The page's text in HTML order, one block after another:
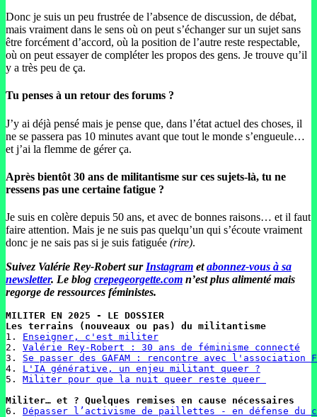
Donc je suis un peu frustrée de l’absence de discussion, de débat,
mais vraiment dans le sens où on peut s’échanger sur un sujet sans
être forcément d’accord, où la position de l’autre reste respectable,
où on peut essayer de compléter les propos des gens. Je trouve qu’il
y a très peu de ça.
Tu penses à un retour des forums ?
J’y ai déjà pensé mais je pense que, dans l’état actuel des choses, il
ne se passera pas 10 minutes avant que tout le monde s’engueule…
et j’ai la flemme de gérer ça.
Après bientôt 30 ans de militantisme sur ces sujets-là, tu ne
ressens pas une certaine fatigue ?
Je suis en colère depuis 50 ans, et avec de bonnes raisons… et il faut
faire attention. Mais je ne suis pas quelqu’un qui s’écoute vraiment
donc je ne sais pas si je suis fatiguée (rire).
Suivez Valérie Rey-Robert sur Instagram etabonnez-vous à sa
newsletter. Le blog crepegeorgette.com n’est plus alimenté mais
regorge de ressources féministes.
MILITER EN 2025 - LE DOSSIER
1. Enseigner, c'est militer
2. Valérie Rey-Robert : 30 ans de féminisme connecté
3. Se passer des GAFAM : rencontre avec l'association
4. L'IA générative, un enjeu militant queer ?
5. Militer pour que la nuit queer reste queer
6. Dépasser l’activisme de paillettes - en défense du